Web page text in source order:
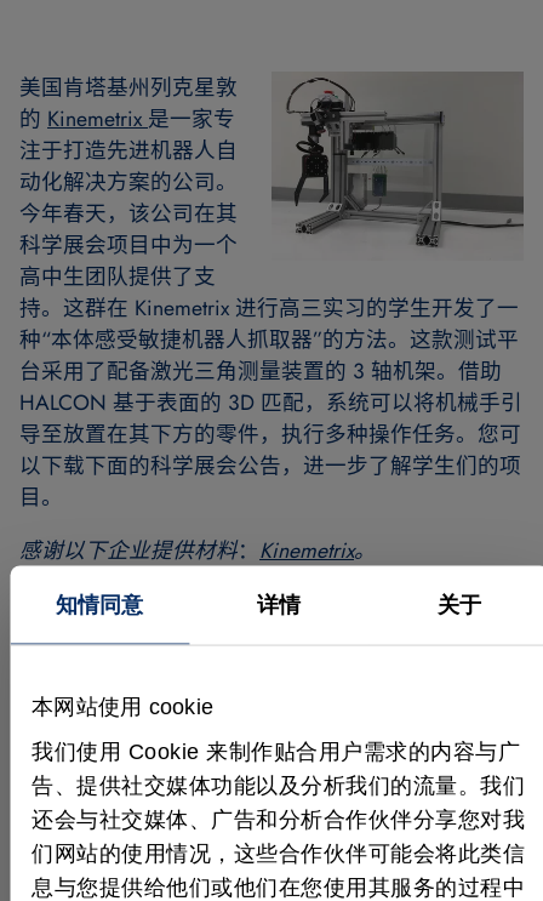
知情同意 详情 关于
本网站使用 cookie
我们使用 Cookie 来制作贴合用户需求的内容与广
告、提供社交媒体功能以及分析我们的流量。我们
还会与社交媒体、广告和分析合作伙伴分享您对我
们网站的使用情况，这些合作伙伴可能会将此类信
息与您提供给他们或他们在您使用其服务的过程中
美国肯塔基州列克星敦
的 Kinemetrix 是一家专
注于打造先进机器人自
动化解决方案的公司。
今年春天，该公司在其
科学展会项目中为一个
高中生团队提供了支
持。这群在 Kinemetrix 进行高三实习的学生开发了一
种“本体感受敏捷机器人抓取器”的方法。这款测试平
台采用了配备激光三角测量装置的 3 轴机架。借助
HALCON 基于表面的 3D 匹配，系统可以将机械手引
导至放置在其下方的零件，执行多种操作任务。您可
以下载下面的科学展会公告，进一步了解学生们的项
目。
感谢以下企业提供材料： Kinemetrix。
实际应用
更多成功案例